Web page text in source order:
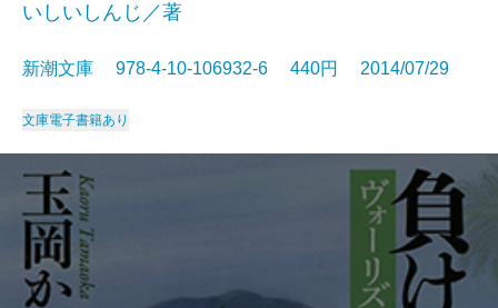
いしいしんじ／著
新潮文庫 978-4-10-106932-6 440円 2014/07/29
文庫電子書籍あり